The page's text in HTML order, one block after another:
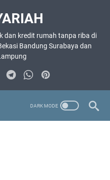
dan kredit rumah tanpa riba di
Bandung Surabaya dan